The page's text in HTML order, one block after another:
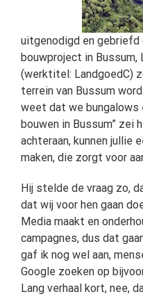
uitgenodigd en gebriefd
bouwproject in Bussum,
(werktitel: LandgoedC)
terrein van Bussum
weet dat we bungalows
bouwen in Bussum” zei
achteraan, kunnen jullie
maken, die zorgt voor
Hij stelde de vraag zo,
dat wij voor hen gaan
Media maakt en
campagnes, dus dat
gaf ik nog wel aan,
Google zoeken op
Lang verhaal kort, nee,